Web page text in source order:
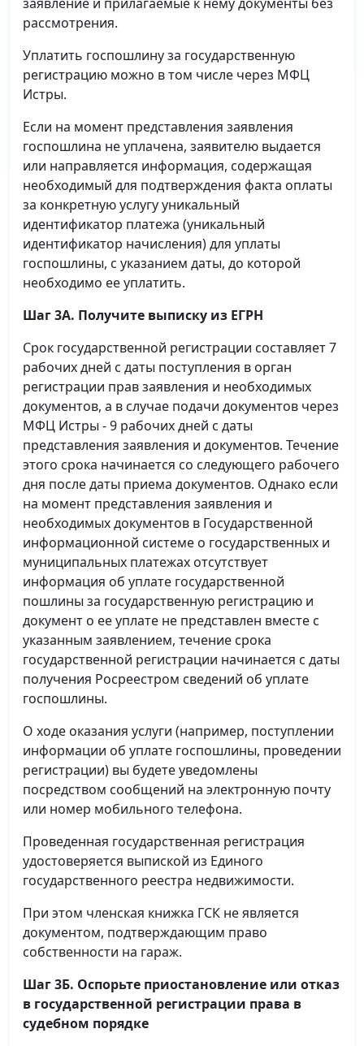
рассмотрения.
Уплатить госпошлину за государственную
регистрацию можно в том числе через МФЦ
Истры.
Если на момент представления заявления
госпошлина не уплачена, заявителю выдается
или направляется информация, содержащая
необходимый для подтверждения факта оплаты
за конкретную услугу уникальный
идентификатор платежа (уникальный
идентификатор начисления) для уплаты
госпошлины, с указанием даты, до которой
необходимо ее уплатить.
Шаг 3А. Получите выписку из ЕГРН
Срок государственной регистрации составляет 7
рабочих дней с даты поступления в орган
регистрации прав заявления и необходимых
документов, а в случае подачи документов через
МФЦ Истры - 9 рабочих дней с даты
представления заявления и документов. Течение
этого срока начинается со следующего рабочего
дня после даты приема документов. Однако если
на момент представления заявления и
необходимых документов в Государственной
информационной системе о государственных и
муниципальных платежах отсутствует
информация об уплате государственной
пошлины за государственную регистрацию и
документ о ее уплате не представлен вместе с
указанным заявлением, течение срока
государственной регистрации начинается с даты
получения Росреестром сведений об уплате
госпошлины.
О ходе оказания услуги (например, поступлении
информации об уплате госпошлины, проведении
регистрации) вы будете уведомлены
посредством сообщений на электронную почту
или номер мобильного телефона.
Проведенная государственная регистрация
удостоверяется выпиской из Единого
государственного реестра недвижимости.
При этом членская книжка ГСК не является
документом, подтверждающим право
собственности на гараж.
Шаг 3Б. Оспорьте приостановление или отказ
в государственной регистрации права в
судебном порядке